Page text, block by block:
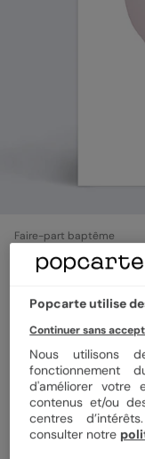
Faire-part baptême
Constellation
Format
Papier
Quantité
Popcarte utilise
Continuer sans
Nous utilisons
d'améliorer votre
contenus et/ou
centres
consulter notre